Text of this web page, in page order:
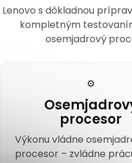
Lenovo s dôkladnou
kompletným
osemjadrový
⚙️
procesor
Výkonu vládne
procesor – zvládne